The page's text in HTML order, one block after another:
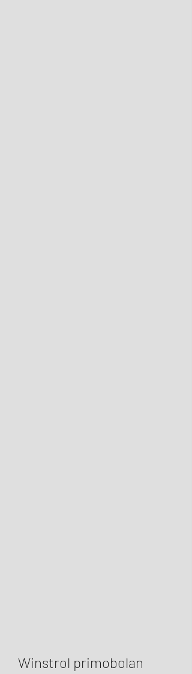
Winstrol primobolan